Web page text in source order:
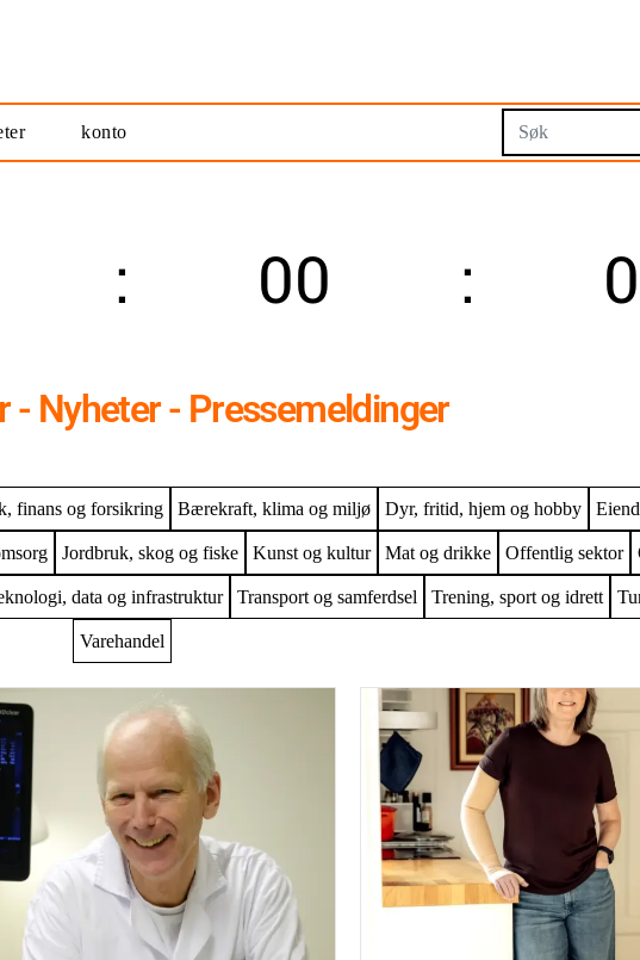
konto
00
- Nyheter - Pressemeldinger
finans og forsikring Bærekraft, klima og miljø Dyr, fritid, hjem og hobby
Jordbruk, skog og fiske Kunst og kultur Mat og drikke Offentlig sektor
data og infrastruktur Transport og samferdsel Trening, sport og idrett
Varehandel